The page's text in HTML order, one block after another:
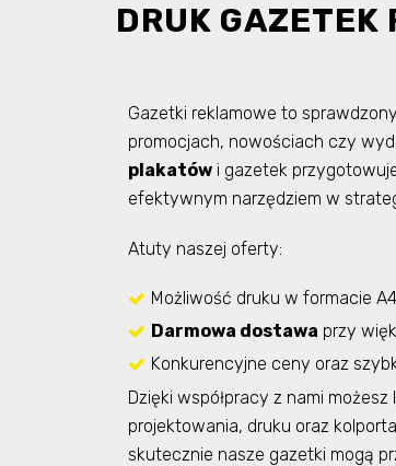
DRUK GAZETEK
Gazetki reklamowe to
promocjach, nowościach czy
plakatów i gazetek
efektywnym narzędziem w
Atuty naszej oferty:
Możliwość druku w formacie
Darmowa dostawa przy
Konkurencyjne ceny oraz
Dzięki współpracy z nami
projektowania, druku oraz
skutecznie nasze gazetki mogą